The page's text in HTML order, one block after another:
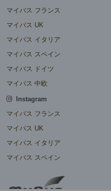
マイバス フランス
マイバス UK
マイバス イタリア
マイバス スペイン
マイバス ドイツ
マイバス 中欧
Instagram
マイバス フランス
マイバス UK
マイバス イタリア
マイバス スペイン